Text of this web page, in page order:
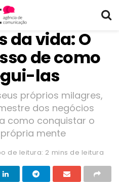
da vida: O
de como
las
próprios milagres,
dos negócios
como conquistar o
mente
de leitura: 2 mins de leitura